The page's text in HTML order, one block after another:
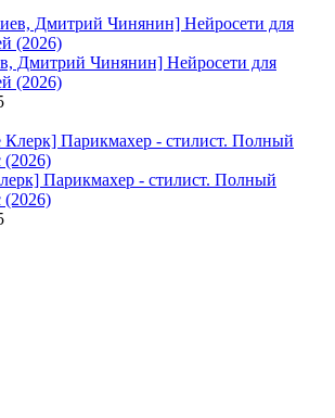
Дмитрий Чинянин] Нейросети для
(2026)
Парикмахер - стилист. Полный
(2026)